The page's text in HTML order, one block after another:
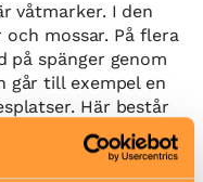
våtmarker. I den
mossar. På flera
på spänger genom
går till exempel en
Här består
tallmossar
surdrag.